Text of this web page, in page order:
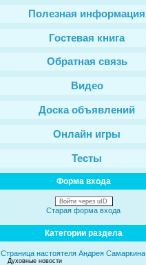
Полезная информация
Гостевая книга
Обратная связь
Видео
Доска объявлений
Онлайн игры
Тесты
Форма входа
Войти через uID
Старая форма входа
Категории раздела
Страница настоятеля Андрея Самаркина
Духовные новости